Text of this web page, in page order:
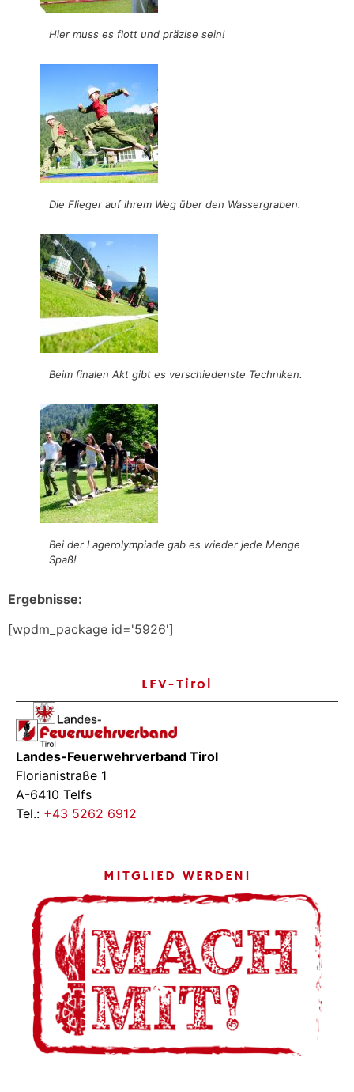
Hier muss es flott und präzise sein!
Die Flieger auf ihrem Weg über den Wassergraben.
Beim finalen Akt gibt es verschiedenste Techniken.
Bei der Lagerolympiade gab es wieder jede Menge
Spaß!
Ergebnisse:
[wpdm_package id='5926']
LFV-Tirol
Landes-Feuerwehrverband Tirol
Florianistraße 1
A-6410 Telfs
Tel.: +43 5262 6912
MITGLIED WERDEN!